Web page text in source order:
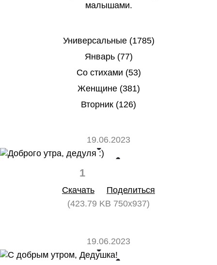
малышами.
Универсальные (1785)
Январь (77)
Со стихами (53)
Женщине (381)
Вторник (126)
19.06.2023
1
Скачать
Поделиться
(423.79 KB 750x937)
19.06.2023